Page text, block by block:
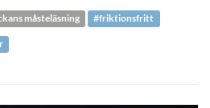
måsteläsning #friktionsfritt